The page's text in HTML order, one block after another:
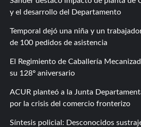
y el desarrollo del Departamento
Temporal dejó una niña y un
de 100 pedidos de asistencia
El Regimiento de Caballería
su 128º aniversario
ACUR planteó a la Junta
por la crisis del comercio fronterizo
Síntesis policial: Desconocidos